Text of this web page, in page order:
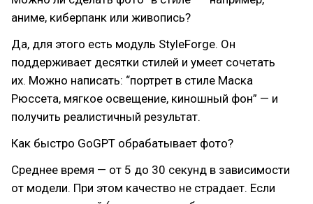
аниме, киберпанк или живопись?
Да, для этого есть модуль StyleForge. Он
поддерживает десятки стилей и умеет сочетать
их. Можно написать: “портрет в стиле Маска
Рюссета, мягкое освещение, киношный фон” — и
получить реалистичный результат.
Как быстро GoGPT обрабатывает фото?
Среднее время — от 5 до 30 секунд в зависимости
от модели. При этом качество не страдает. Если